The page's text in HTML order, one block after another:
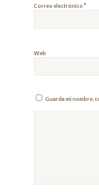
Correo electrónico *
Web
Guarda mi nombre,